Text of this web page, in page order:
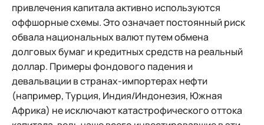
привлечения капитала активно используются
оффшорные схемы. Это означает постоянный риск
обвала национальных валют путем обмена
долговых бумаг и кредитных средств на реальный
доллар. Примеры фондового падения и
девальвации в странах-импортерах нефти
(например, Турция, Индия/Индонезия, Южная
Африка) не исключают катастрофического оттока